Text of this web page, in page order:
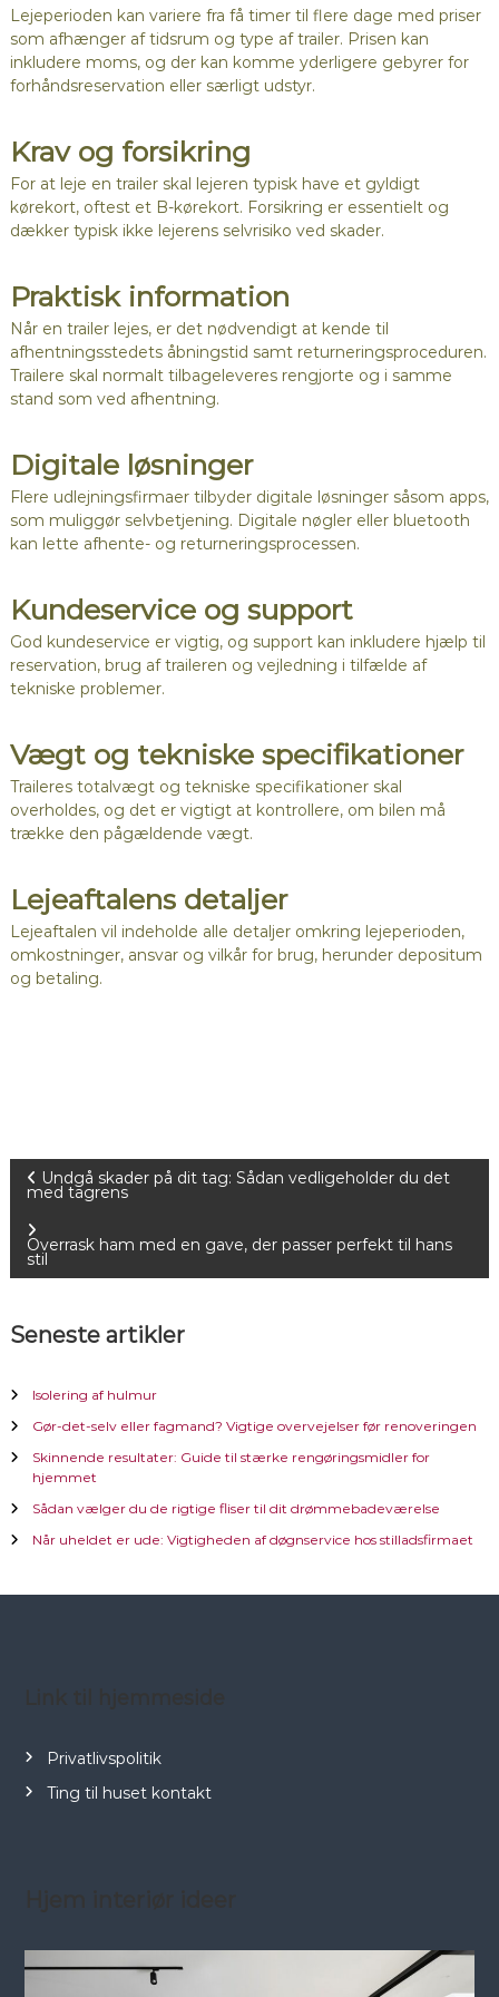
Lejeperioden kan variere fra få timer til flere dage med priser
som afhænger af tidsrum og type af trailer. Prisen kan
inkludere moms, og der kan komme yderligere gebyrer for
forhåndsreservation eller særligt udstyr.
Krav og forsikring
For at leje en trailer skal lejeren typisk have et gyldigt
kørekort, oftest et B-kørekort. Forsikring er essentielt og
dækker typisk ikke lejerens selvrisiko ved skader.
Praktisk information
Når en trailer lejes, er det nødvendigt at kende til
afhentningsstedets åbningstid samt returneringsproceduren.
Trailere skal normalt tilbageleveres rengjorte og i samme
stand som ved afhentning.
Digitale løsninger
Flere udlejningsfirmaer tilbyder digitale løsninger såsom apps,
som muliggør selvbetjening. Digitale nøgler eller bluetooth
kan lette afhente- og returneringsprocessen.
Kundeservice og support
God kundeservice er vigtig, og support kan inkludere hjælp til
reservation, brug af traileren og vejledning i tilfælde af
tekniske problemer.
Vægt og tekniske specifikationer
Traileres totalvægt og tekniske specifikationer skal
overholdes, og det er vigtigt at kontrollere, om bilen må
trække den pågældende vægt.
Lejeaftalens detaljer
Lejeaftalen vil indeholde alle detaljer omkring lejeperioden,
omkostninger, ansvar og vilkår for brug, herunder depositum
og betaling.
n
d
l
æ
g
n
a
a
Undgå skader på dit tag: Sådan vedligeholder du det
med tagrens
Overrask ham med en gave, der passer perfekt til hans
stil
Seneste artikler
Isolering af hulmur
Gør-det-selv eller fagmand? Vigtige overvejelser før renoveringen
Skinnende resultater: Guide til stærke rengøringsmidler for
hjemmet
Sådan vælger du de rigtige fliser til dit drømmebadeværelse
Når uheldet er ude: Vigtigheden af døgnservice hos stilladsfirmaet
Privatlivspolitik
Ting til huset kontakt